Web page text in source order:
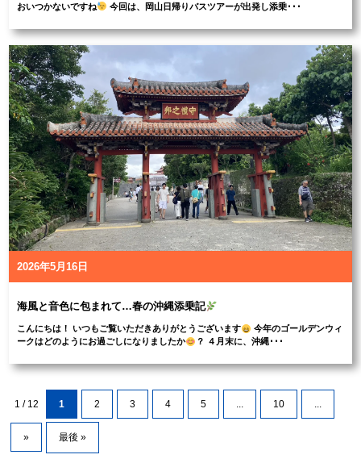
おいつかないですね
今回は、岡山日帰りバスツアーが出発し添乗･･･
2026年5月16日
海風と音色に包まれて…春の沖縄添乗記
こんにちは！ いつもご覧いただきありがとうございます
今年のゴールデンウィ
ークはどのようにお過ごしになりましたか
？ ４月末に、沖縄･･･
1 / 12 1 2 3 4 5 ... 10 ...
» 最後 »